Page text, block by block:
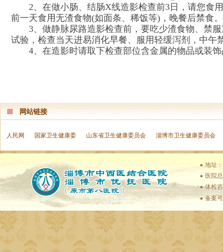
2、在做小肠、结肠X线造影检查前3日，请您食
前一天食用无渣食物(如面条、稀饭等)，晚餐后禁食
3、做静脉尿路造影检查前，要吃少渣食物、禁
试验，检查当天进易消化早餐、服用轻缓泻剂，中午
4、在造影时请取下检查部位含金属的物品或装
网站链接
人民网 国家卫生健康委 山东省卫生健康委员会 淄博市卫生健康委员会
地址
医院
体检
备案